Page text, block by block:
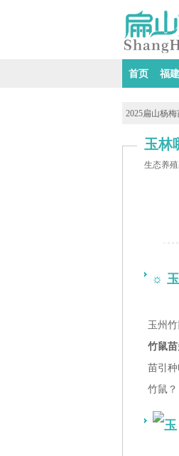
首页 福
2025扁山杨
玉林
生态养
☼
玉州
竹鼠
苗引
竹鼠？